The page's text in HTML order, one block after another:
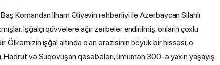
Komandan İlham Əliyevin rəhbərliyi ilə Azərbaycan Silahlı
İşğalçı qüvvələrə ağır zərbələr endirilmiş, onların çoxlu
Ölkəmizin işğal altında olan ərazisinin böyük bir hissəsi, o
Hadrut və Suqovuşan qəsəbələri, ümumən 300-ə yaxın yaşayış